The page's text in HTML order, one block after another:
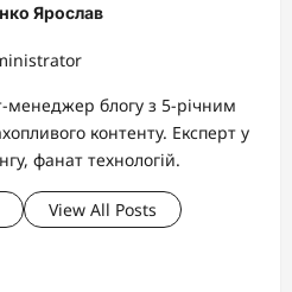
Ярослав
блогу з 5-річним
контенту. Експерт у
фанат технологій.
View All Posts